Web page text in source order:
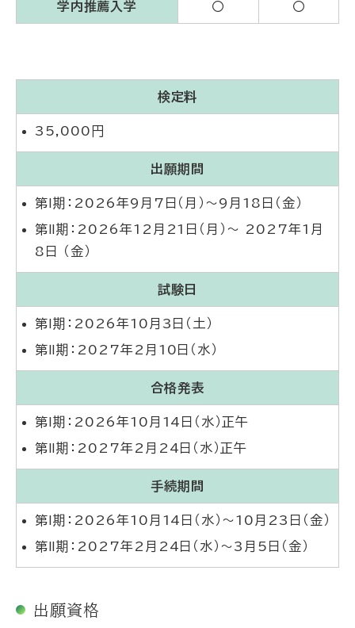
学内推薦入学 〇 〇
検定料
35,000円
出願期間
第Ⅰ期：2026年9月7日（月）～9月18日（金）
第Ⅱ期：2026年12月21日（月）～ 2027年1月
8日 （金）
試験日
第Ⅰ期：2026年10月3日（土）
第Ⅱ期：2027年2月10日（水）
合格発表
第Ⅰ期：2026年10月14日（水）正午
第Ⅱ期：2027年2月24日（水）正午
手続期間
第Ⅰ期：2026年10月14日（水）～10月23日（金）
第Ⅱ期：2027年2月24日（水）～3月5日（金）
出願資格